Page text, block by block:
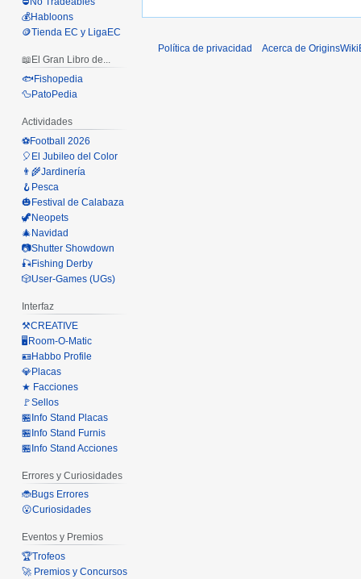
💰Habloons
🪙Tienda EC y LigaEC
📖El Gran Libro de...
🐟Fishopedia
🦆PatoPedia
Actividades
⚽Football 2026
🎈El Jubileo del Color
👨‍🌾Jardinería
🪝Pesca
🎃Festival de Calabaza
🦖Neopets
🎄Navidad
📷Shutter Showdown
🎣Fishing Derby
🎲User-Games (UGs)
Interfaz
⚒️CREATIVE
🖥️Room-O-Matic
🪪Habbo Profile
💎Placas
★ Facciones
🚩Sellos
🏪Info Stand Placas
🏪Info Stand Furnis
🏪Info Stand Acciones
Errores y Curiosidades
🐞Bugs Errores
😮Curiosidades
Eventos y Premios
🏆Trofeos
🚀 Premios y Concursos
Política de privacidad Acerca de